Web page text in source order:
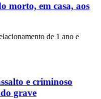
morto, em casa, aos
de 1 ano e
e criminoso
grave